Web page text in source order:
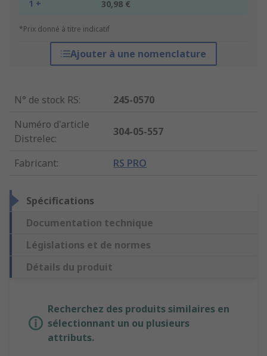
1 + 30,98 €
*Prix donné à titre indicatif
Ajouter à une nomenclature
N° de stock RS:
245-0570
Numéro d'article
Distrelec:
304-05-557
Fabricant: RS PRO
Spécifications
Documentation technique
Législations et de normes
Détails du produit
Recherchez des produits similaires en
sélectionnant un ou plusieurs
attributs.